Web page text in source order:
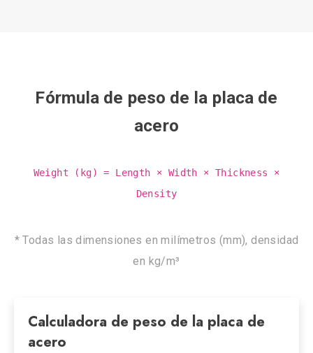
Fórmula de peso de la placa de
acero
Weight (kg) = Length × Width × Thickness ×
Density
* Todas las dimensiones en milímetros (mm), densidad
en kg/m³
Calculadora de peso de la placa de
acero